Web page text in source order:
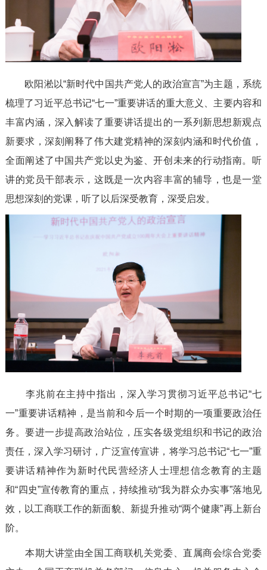
欧阳淞以“新时代中国共产党人的政治宣言”为主题，系统
梳理了习近平总书记“七一”重要讲话的重大意义、主要内容和
丰富内涵，深入解读了重要讲话提出的一系列新思想新观点
新要求，深刻阐释了伟大建党精神的深刻内涵和时代价值，
全面阐述了中国共产党以史为鉴、开创未来的行动指南。听
讲的党员干部表示，这既是一次内容丰富的辅导，也是一堂
思想深刻的党课，听了以后深受教育，深受启发。
李兆前在主持中指出，深入学习贯彻习近平总书记“七
一”重要讲话精神，是当前和今后一个时期的一项重要政治任
务。要进一步提高政治站位，压实各级党组织和书记的政治
责任，深入学习研讨，广泛宣传宣讲，将学习总书记“七一”重
要讲话精神作为新时代民营经济人士理想信念教育的主题
和“四史”宣传教育的重点，持续推动“我为群众办实事”落地见
效，以工商联工作的新面貌、新提升推动“两个健康”再上新台
阶。
本期大讲堂由全国工商联机关党委、直属商会综合党委